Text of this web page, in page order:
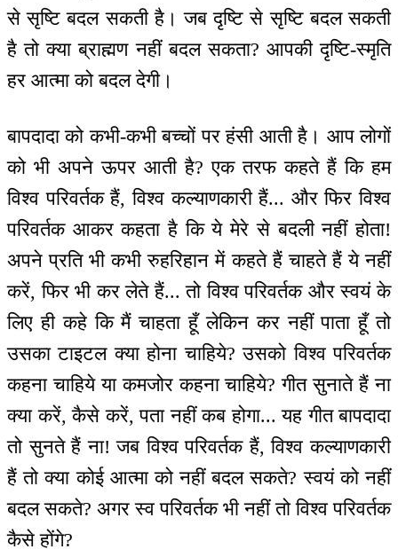
से सृष्टि बदल सकती है। जब दृष्टि से सृष्टि बदल सकती
है तो क्या ब्राह्मण नहीं बदल सकता? आपकी दृष्टि-स्मृति
हर आत्मा को बदल देगी।
बापदादा को कभी-कभी बच्चों पर हंसी आती है। आप लोगों
को भी अपने ऊपर आती है? एक तरफ कहते हैं कि हम
विश्व परिवर्तक हैं, विश्व कल्याणकारी हैं... और फिर विश्व
परिवर्तक आकर कहता है कि ये मेरे से बदली नहीं होता!
अपने प्रति भी कभी रुहरिहान में कहते हैं चाहते हैं ये नहीं
करें, फिर भी कर लेते हैं... तो विश्व परिवर्तक और स्वयं के
लिए ही कहे कि मैं चाहता हूँ लेकिन कर नहीं पाता हूँ तो
उसका टाइटल क्या होना चाहिये? उसको विश्व परिवर्तक
कहना चाहिये या कमजोर कहना चाहिये? गीत सुनाते हैं ना
क्या करें, कैसे करें, पता नहीं कब होगा... यह गीत बापदादा
तो सुनते हैं ना! जब विश्व परिवर्तक हैं, विश्व कल्याणकारी
हैं तो क्या कोई आत्मा को नहीं बदल सकते? स्वयं को नहीं
बदल सकते? अगर स्व परिवर्तक भी नहीं तो विश्व परिवर्तक
कैसे होंगे?